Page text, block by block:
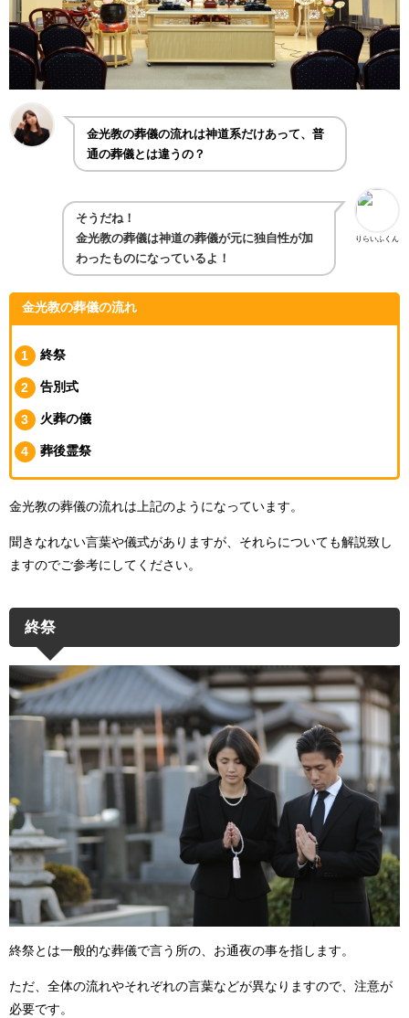
金光教の葬儀の流れは神道系だけあって、普
通の葬儀とは違うの？
りらいふくん
そうだね！
金光教の葬儀は神道の葬儀が元に独自性が加
わったものになっているよ！
金光教の葬儀の流れ
終祭
告別式
火葬の儀
葬後霊祭
金光教の葬儀の流れは上記のようになっています。
聞きなれない言葉や儀式がありますが、それらについても解説致し
ますのでご参考にしてください。
終祭
終祭とは一般的な葬儀で言う所の、お通夜の事を指します。
ただ、全体の流れやそれぞれの言葉などが異なりますので、注意が
必要です。